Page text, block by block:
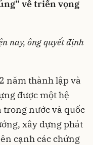
về triển vọng
nay, ôngquyết định
năm thành lập và
được một hệ
trong nước và quốc
xây dựng phát
cạnh các chứng